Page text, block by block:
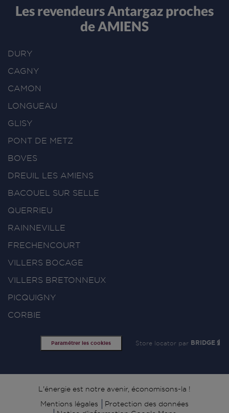
Les revendeurs Antargaz proches
de AMIENS
DURY
CAGNY
CAMON
LONGUEAU
GLISY
PONT DE METZ
BOVES
DREUIL LES AMIENS
BACOUEL SUR SELLE
QUERRIEU
RAINNEVILLE
FRECHENCOURT
VILLERS BOCAGE
VILLERS BRETONNEUX
PICQUIGNY
CORBIE
Paramétrer les cookies Store locator par BRIDGE
Signature
L'énergie est notre avenir, économisons-la !
Mentions légales
Protection des données